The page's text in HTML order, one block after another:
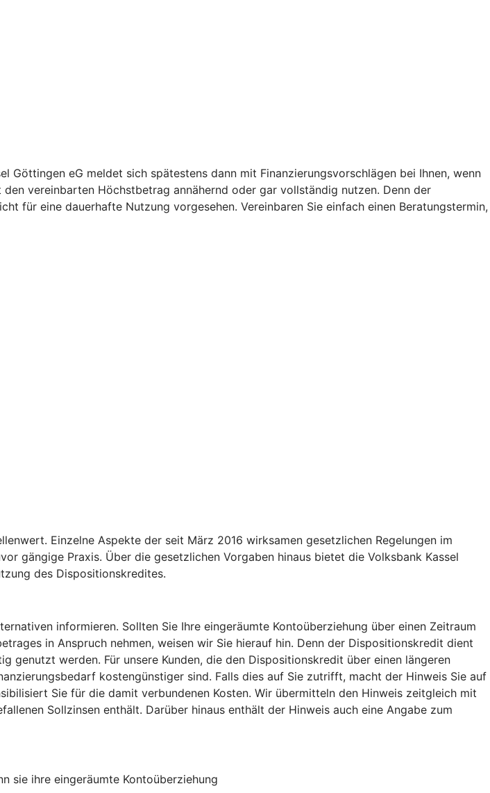
eG meldet sich spätestens dann mit Finanzierungsvorschlägen bei Ihnen, wenn
vereinbarten Höchstbetrag annähernd oder gar vollständig nutzen. Denn der
für eine dauerhafte Nutzung vorgesehen. Vereinbaren Sie einfach einen Beratungstermin,
Einzelne Aspekte der seit März 2016 wirksamen gesetzlichen Regelungen im
gängige Praxis. Über die gesetzlichen Vorgaben hinaus bietet die Volksbank Kassel
des Dispositionskredites.
informieren. Sollten Sie Ihre eingeräumte Kontoüberziehung über einen Zeitraum
in Anspruch nehmen, weisen wir Sie hierauf hin. Denn der Dispositionskredit dient
werden. Für unsere Kunden, die den Dispositionskredit über einen längeren
kostengünstiger sind. Falls dies auf Sie zutrifft, macht der Hinweis Sie auf
Sie für die damit verbundenen Kosten. Wir übermitteln den Hinweis zeitgleich mit
Sollzinsen enthält. Darüber hinaus enthält der Hinweis auch eine Angabe zum
sie ihre eingeräumte Kontoüberziehung